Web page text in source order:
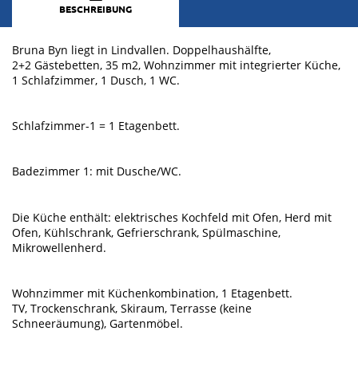
BESCHREIBUNG
Bruna Byn liegt in Lindvallen. Doppelhaushälfte,
2+2 Gästebetten, 35 m2, Wohnzimmer mit integrierter Küche,
1 Schlafzimmer, 1 Dusch, 1 WC.
Schlafzimmer-1 = 1 Etagenbett.
Badezimmer 1: mit Dusche/WC.
Die Küche enthält: elektrisches Kochfeld mit Ofen, Herd mit
Ofen, Kühlschrank, Gefrierschrank, Spülmaschine,
Mikrowellenherd.
Wohnzimmer mit Küchenkombination, 1 Etagenbett.
TV, Trockenschrank, Skiraum, Terrasse (keine
Schneeräumung), Gartenmöbel.